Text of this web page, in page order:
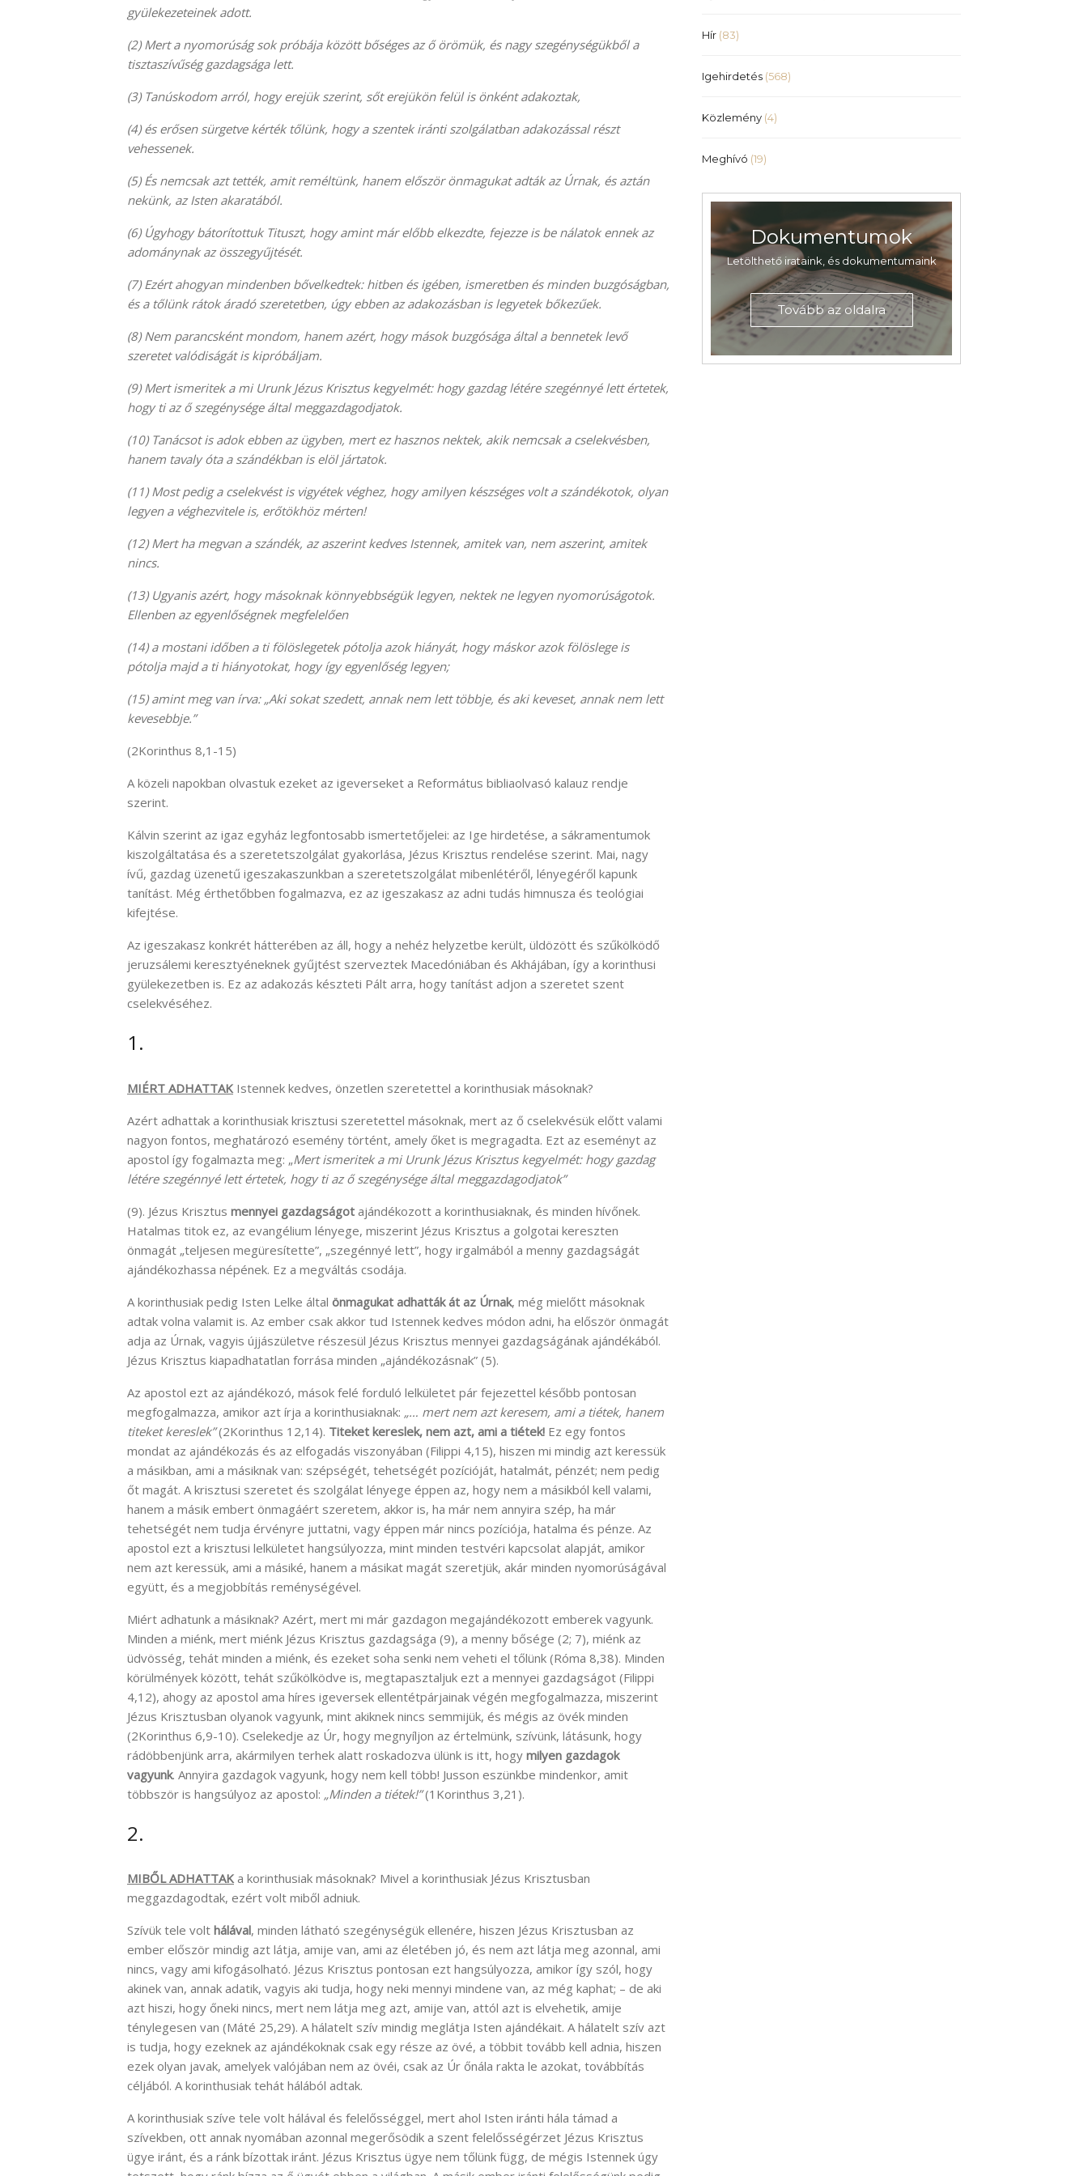
a
gyülekezeteinek adott.
(2)Mert a nyomorúság sok próbája között bőséges az ő örömük, és nagy szegénységükből a
tisztaszívűség gazdagsága lett.
(3) Tanúskodom arról, hogy erejük szerint, sőt erejükön felül is önként adakoztak,
(4)és erősen sürgetve kérték tőlünk, hogy a szentek iránti szolgálatban adakozással részt
vehessenek.
(5)És nemcsak azt tették, amit reméltünk, hanem először önmagukat adták az Úrnak, és aztán
nekünk, az Isten akaratából.
(6) Úgyhogy bátorítottuk Tituszt, hogy amint már előbb elkezdte, fejezze is be nálatok ennek az
adománynak az összegyűjtését.
(7)Ezért ahogyan mindenben bővelkedtek: hitben és igében, ismeretben és minden buzgóságban,
és a tőlünk rátok áradó szeretetben, úgy ebben az adakozásban is legyetek bőkezűek.
(8)Nem parancsként mondom, hanem azért, hogy mások buzgósága által a bennetek levő
szeretet valódiságát is kipróbáljam.
(9)Mert ismeritek a mi Urunk Jézus Krisztus kegyelmét: hogy gazdag létére szegénnyé lett értetek,
hogy ti az ő szegénysége által meggazdagodjatok.
(10) Tanácsot is adok ebben az ügyben, mert ez hasznos nektek, akik nemcsak a cselekvésben,
hanem tavaly óta a szándékban is elöl jártatok.
(11)Most pedig a cselekvést is vigyétek véghez, hogy amilyen készséges volt a szándékotok, olyan
legyen a véghezvitele is, erőtökhöz mérten!
(12)Mert ha megvan a szándék, az aszerint kedves Istennek, amitek van, nem aszerint, amitek
nincs.
(13) Ugyanis azért, hogy másoknak könnyebbségük legyen, nektek ne legyen nyomorúságotok.
Ellenben az egyenlőségnek megfelelően
(14)a mostani időben a ti fölöslegetek pótolja azok hiányát, hogy máskor azok fölöslege is
pótolja majd a ti hiányotokat, hogy így egyenlőség legyen;
(15)amint meg van írva: „Aki sokat szedett, annak nem lett többje, és aki keveset, annak nem lett
kevesebbje.”
(2Korinthus 8,1-15)
A közeli napokban olvastuk ezeket az igeverseket a Református bibliaolvasó kalauz rendje
szerint.
Kálvin szerint az igaz egyház legfontosabb ismertetőjelei: az Ige hirdetése, a sákramentumok
kiszolgáltatása és a szeretetszolgálat gyakorlása, Jézus Krisztus rendelése szerint. Mai, nagy
ívű, gazdag üzenetű igeszakaszunkban a szeretetszolgálat mibenlétéről, lényegéről kapunk
tanítást. Még érthetőbben fogalmazva, ez az igeszakasz az adni tudás himnusza és teológiai
kifejtése.
Az igeszakasz konkrét hátterében az áll, hogy a nehéz helyzetbe került, üldözött és szűkölködő
jeruzsálemi keresztyéneknek gyűjtést szerveztek Macedóniában és Akhájában, így a korinthusi
gyülekezetben is. Ez az adakozás készteti Pált arra, hogy tanítást adjon a szeretet szent
cselekvéséhez.
1.
MIÉRT ADHATTAK Istennek kedves, önzetlen szeretettel a korinthusiak másoknak?
Azért adhattak a korinthusiak krisztusi szeretettel másoknak, mert az ő cselekvésük előtt valami
nagyon fontos, meghatározó esemény történt, amely őket is megragadta. Ezt az eseményt az
apostol így fogalmazta meg: „Mert ismeritek a mi Urunk Jézus Krisztus kegyelmét: hogy gazdag
létére szegénnyé lett értetek, hogy ti az ő szegénysége által meggazdagodjatok”
(9). Jézus Krisztus mennyei gazdagságot ajándékozott a korinthusiaknak, és minden hívőnek.
Hatalmas titok ez, az evangélium lényege, miszerint Jézus Krisztus a golgotai kereszten
önmagát „teljesen megüresítette”, „szegénnyé lett”, hogy irgalmából a menny gazdagságát
ajándékozhassa népének. Ez a megváltás csodája.
A korinthusiak pedig Isten Lelke által önmagukat adhatták át az Úrnak, még mielőtt másoknak
adtak volna valamit is. Az ember csak akkor tud Istennek kedves módon adni, ha először önmagát
adja az Úrnak, vagyis újjászületve részesül Jézus Krisztus mennyei gazdagságának ajándékából.
Jézus Krisztus kiapadhatatlan forrása minden „ajándékozásnak” (5).
Az apostol ezt az ajándékozó, mások felé forduló lelkületet pár fejezettel később pontosan
megfogalmazza, amikor azt írja a korinthusiaknak: „… mert nem azt keresem, ami a tiétek, hanem
titeket kereslek”(2Korinthus 12,14). Titeket kereslek, nem azt, ami a tiétek! Ez egy fontos
mondat az ajándékozás és az elfogadás viszonyában (Filippi 4,15), hiszen mi mindig azt keressük
a másikban, ami a másiknak van: szépségét, tehetségét pozícióját, hatalmát, pénzét; nem pedig
őt magát. A krisztusi szeretet és szolgálat lényege éppen az, hogy nem a másikból kell valami,
hanem a másik embert önmagáért szeretem, akkor is, ha már nem annyira szép, ha már
tehetségét nem tudja érvényre juttatni, vagy éppen már nincs pozíciója, hatalma és pénze. Az
apostol ezt a krisztusi lelkületet hangsúlyozza, mint minden testvéri kapcsolat alapját, amikor
nem azt keressük, ami a másiké, hanem a másikat magát szeretjük, akár minden nyomorúságával
együtt, és a megjobbítás reménységével.
Miért adhatunk a másiknak? Azért, mert mi már gazdagon megajándékozott emberek vagyunk.
Minden a miénk, mert miénk Jézus Krisztus gazdagsága (9), a menny bősége (2; 7), miénk az
üdvösség, tehát minden a miénk, és ezeket soha senki nem veheti el tőlünk (Róma 8,38). Minden
körülmények között, tehát szűkölködve is, megtapasztaljuk ezt a mennyei gazdagságot (Filippi
4,12), ahogy az apostol ama híres igeversek ellentétpárjainak végén megfogalmazza, miszerint
Jézus Krisztusban olyanok vagyunk, mint akiknek nincs semmijük, és mégis az övék minden
(2Korinthus 6,9-10). Cselekedje az Úr, hogy megnyíljon az értelmünk, szívünk, látásunk, hogy
rádöbbenjünk arra, akármilyen terhek alatt roskadozva ülünk is itt, hogy milyen gazdagok
vagyunk. Annyira gazdagok vagyunk, hogy nem kell több! Jusson eszünkbe mindenkor, amit
többször is hangsúlyoz az apostol: „Minden a tiétek!”(1Korinthus 3,21).
2.
MIBŐL ADHATTAK a korinthusiak másoknak? Mivel a korinthusiak Jézus Krisztusban
meggazdagodtak, ezért volt miből adniuk.
Szívük tele volt hálával, minden látható szegénységük ellenére, hiszen Jézus Krisztusban az
ember először mindig azt látja, amije van, ami az életében jó, és nem azt látja meg azonnal, ami
nincs, vagy ami kifogásolható. Jézus Krisztus pontosan ezt hangsúlyozza, amikor így szól, hogy
akinek van, annak adatik, vagyis aki tudja, hogy neki mennyi mindene van, az még kaphat; – de aki
azt hiszi, hogy őneki nincs, mert nem látja meg azt, amije van, attól azt is elvehetik, amije
ténylegesen van (Máté 25,29). A hálatelt szív mindig meglátja Isten ajándékait. A hálatelt szív azt
is tudja, hogy ezeknek az ajándékoknak csak egy része az övé, a többit tovább kell adnia, hiszen
ezek olyan javak, amelyek valójában nem az övéi, csak az Úr őnála rakta le azokat, továbbítás
céljából. A korinthusiak tehát hálából adtak.
A korinthusiak szíve tele volt hálával és felelősséggel, mert ahol Isten iránti hála támad a
szívekben, ott annak nyomában azonnal megerősödik a szent felelősségérzet Jézus Krisztus
ügye iránt, és a ránk bízottak iránt. Jézus Krisztus ügye nem tőlünk függ, de mégis Istennek úgy
Hír (83)
Igehirdetés (568)
Közlemény (4)
Meghívó (19)
Dokumentumok
Letölthető irataink, és dokumentumaink
Tovább az oldalra